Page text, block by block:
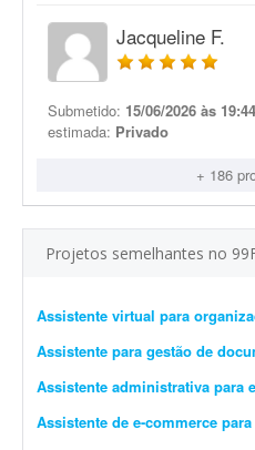
Jacqueline F.
Submetido: 15/06/2026 às 19:44
estimada: Privado
+ 186
Projetos semelhantes no
Assistente para gestão de